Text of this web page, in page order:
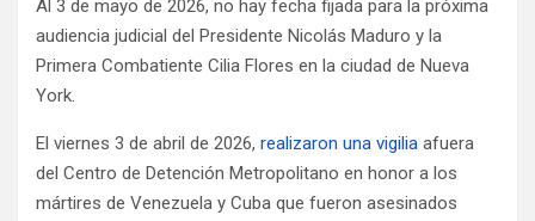
Al 3 de mayo de 2026, no hay fecha fijada para la próxima
audiencia judicial del Presidente Nicolás Maduro y la
Primera Combatiente Cilia Flores en la ciudad de Nueva
York.
El viernes 3 de abril de 2026, realizaron una vigilia afuera
del Centro de Detención Metropolitano en honor a los
mártires de Venezuela y Cuba que fueron asesinados